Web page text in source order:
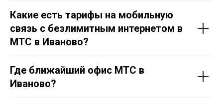
Какие есть тарифы на мобильную
связь с безлимитным интернетом в
МТС в Иваново?
Где ближайший офис МТС в
Иваново?
Политика конфеденциальности